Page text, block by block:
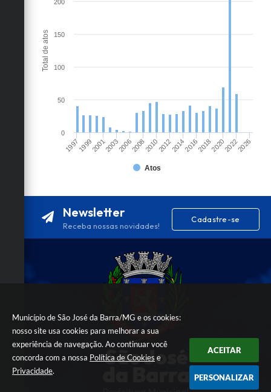
Município de São José da Barra/MG e os cookies:
nosso site usa cookies para melhorar a sua
experiência de navegação. Ao continuar você
concorda com a nossa Política de Cookies e
Privacidade.
ACEITAR
PERSONALIZAR
Total de atos
Atos
19971999200120032006200820102012201420162018202020222026
0
50
100
150
200
Newsletter
Receba nossas novidades!
Cadastre-se